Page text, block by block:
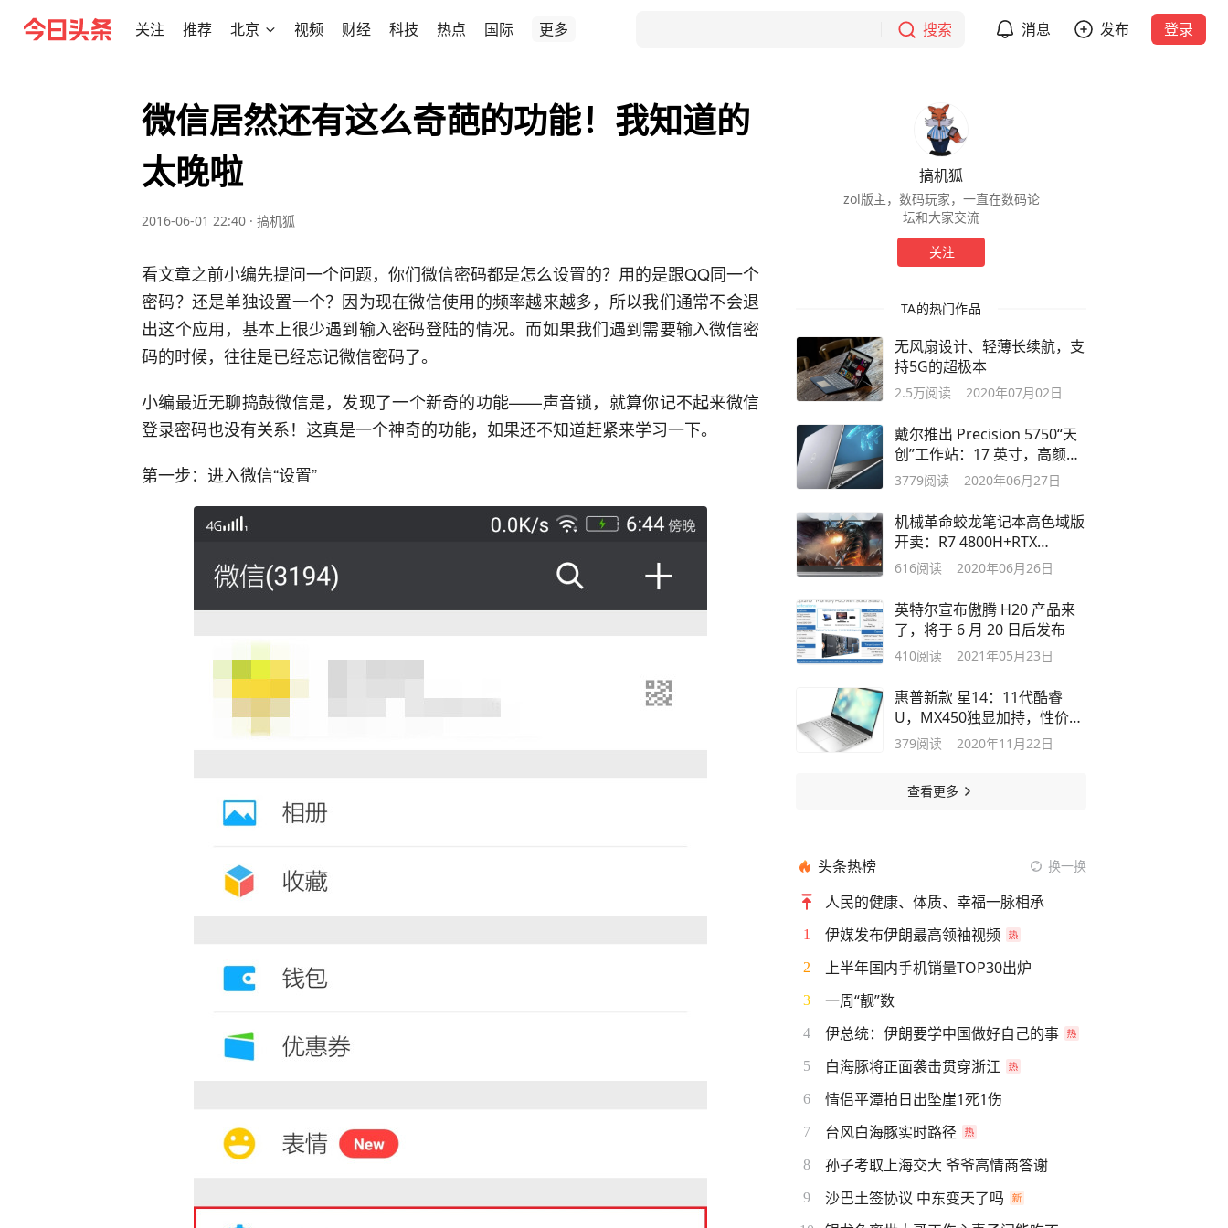
关注 推荐 北京 视频 财经 科技 热点 国际 更多 搜索 消息 发布 登录
微信居然还有这么奇葩的功能！我知道的
太晚啦
2016-06-01 22:40 · 搞机狐
看文章之前小编先提问一个问题，你们微信密码都是怎么设置的？用的是跟QQ同一个
密码？还是单独设置一个？因为现在微信使用的频率越来越多，所以我们通常不会退
出这个应用，基本上很少遇到输入密码登陆的情况。而如果我们遇到需要输入微信密
码的时候，往往是已经忘记微信密码了。
小编最近无聊捣鼓微信是，发现了一个新奇的功能——声音锁，就算你记不起来微信
登录密码也没有关系！这真是一个神奇的功能，如果还不知道赶紧来学习一下。
第一步：进入微信“设置”
搞机狐
zol版主，数码玩家，一直在数码论
坛和大家交流
关注
TA的热门作品
无风扇设计、轻薄长续航，支
持5G的超极本
2.5万阅读 2020年07月02日
戴尔推出 Precision 5750“天
创”工作站：17 英寸，高颜值
全面屏
3779阅读 2020年06月27日
机械革命蛟龙笔记本高色域版
开卖：R7 4800H+RTX
2060，6999 元
616阅读 2020年06月26日
英特尔宣布傲腾 H20 产品来
了，将于 6 月 20 日后发布
410阅读 2021年05月23日
惠普新款 星14：11代酷睿
U，MX450独显加持，性价比
高
379阅读 2020年11月22日
查看更多
头条热榜 换一换
人民的健康、体质、幸福一脉相承
1 伊媒发布伊朗最高领袖视频
2 上半年国内手机销量TOP30出炉
3 一周“靓”数
4 伊总统：伊朗要学中国做好自己的事
5 白海豚将正面袭击贯穿浙江
6 情侣平潭拍日出坠崖1死1伤
7 台风白海豚实时路径
8 孙子考取上海交大 爷爷高情商答谢
9 沙巴土签协议 中东变天了吗